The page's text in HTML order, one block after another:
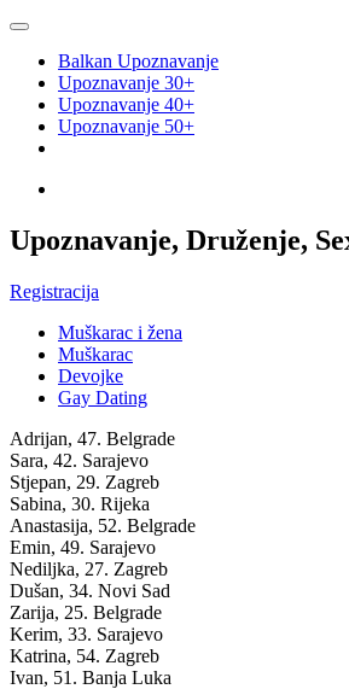
Balkan Upoznavanje
Upoznavanje 30+
Upoznavanje 40+
Upoznavanje 50+
Upoznavanje, Druženje,
Registracija
Muškarac i žena
Muškarac
Devojke
Gay Dating
Adrijan, 47. Belgrade
Sara, 42. Sarajevo
Stjepan, 29. Zagreb
Sabina, 30. Rijeka
Anastasija, 52. Belgrade
Emin, 49. Sarajevo
Nediljka, 27. Zagreb
Dušan, 34. Novi Sad
Zarija, 25. Belgrade
Kerim, 33. Sarajevo
Katrina, 54. Zagreb
Ivan, 51. Banja Luka